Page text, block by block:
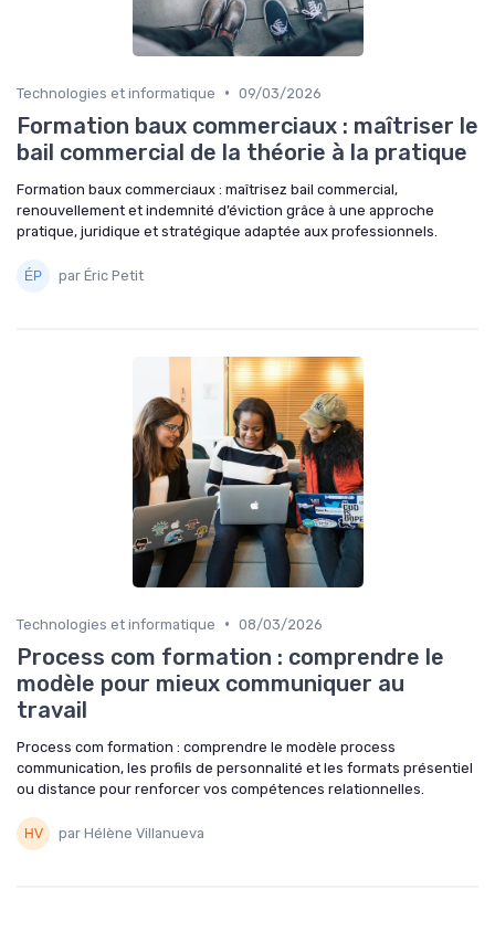
Technologies et informatique • 09/03/2026
Formation baux commerciaux : maîtriser le
bail commercial de la théorie à la pratique
Formation baux commerciaux : maîtrisez bail commercial,
renouvellement et indemnité d’éviction grâce à une approche
pratique, juridique et stratégique adaptée aux professionnels.
par Éric Petit
Technologies et informatique • 08/03/2026
Process com formation : comprendre le
modèle pour mieux communiquer au
travail
Process com formation : comprendre le modèle process
communication, les profils de personnalité et les formats présentiel
ou distance pour renforcer vos compétences relationnelles.
par Hélène Villanueva